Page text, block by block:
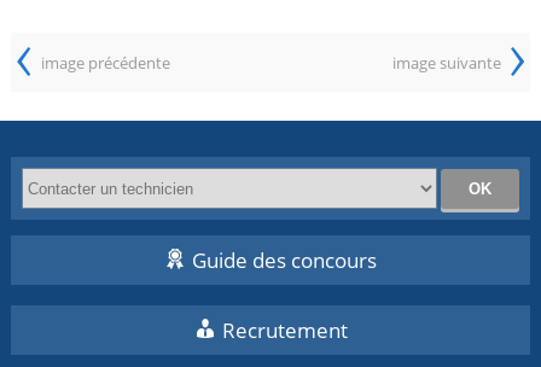
‹ image précédente image suivante ›
Guide des concours
Recrutement